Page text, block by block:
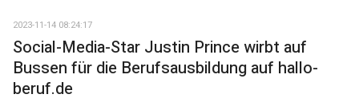
2023-11-14 08:24:17
Social-Media-Star Justin Prince wirbt auf
Bussen für die Berufsausbildung auf hallo-
beruf.de